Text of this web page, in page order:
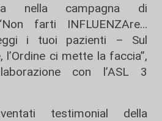
nella campagna di
farti INFLUENZAre…
i tuoi pazienti – Sul
l’Ordine ci mette la faccia”,
con l’ASL 3
testimonial della